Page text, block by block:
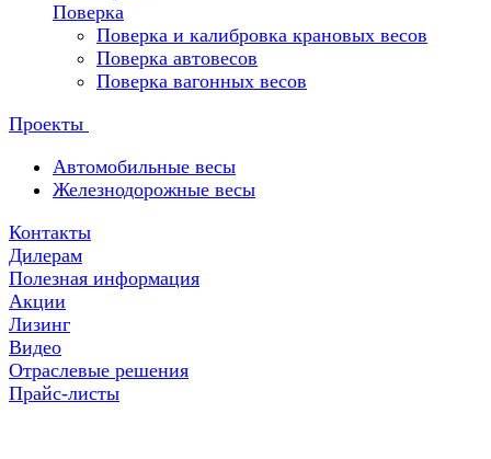
Поверка
Поверка и калибровка крановых весов
Поверка автовесов
Поверка вагонных весов
Проекты
Автомобильные весы
Железнодорожные весы
Контакты
Дилерам
Полезная информация
Акции
Лизинг
Видео
Отраслевые решения
Прайс-листы